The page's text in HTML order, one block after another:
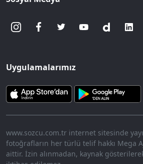
Uygulamalarımız
www.sozcu.com.tr internet sitesinde
fotoğrafların her türlü telif hakkı Mega
aittir. İzin alınmadan, kaynak